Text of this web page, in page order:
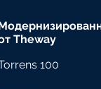
Theway
100